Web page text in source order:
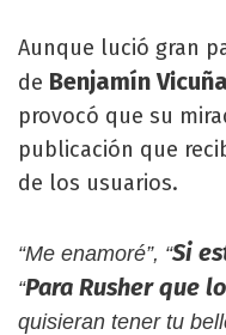
Aunque lució gran
de Benjamín Vicuña
provocó que su
publicación que
de los usuarios.
“Me enamoré”, “Si
“Para Rusher que
quisieran tener tu